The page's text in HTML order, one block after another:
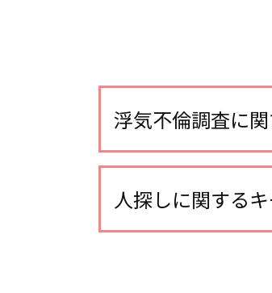
浮気不倫調査に
不倫調査 自分で
不倫調査
不倫調査 スマホ 位置
不倫調査 費用
人探しに関する